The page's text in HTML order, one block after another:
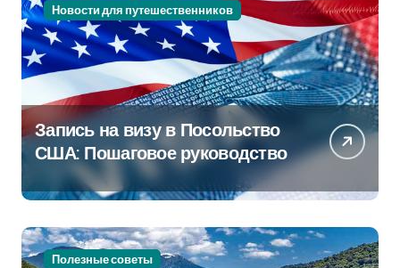
Новости для путешественников
Запись на визу в Посольство
США: Пошаговое руководство
Полезные советы